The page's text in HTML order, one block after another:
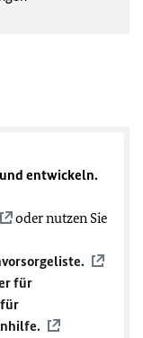
entwickeln.
oder nutzen Sie
für